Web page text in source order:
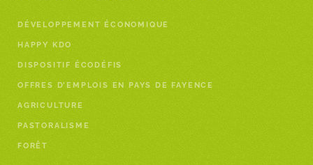
DÉVELOPPEMENT ÉCONOMIQUE
HAPPY KDO
DISPOSITIF ÉCODÉFIS
OFFRES D’EMPLOIS EN PAYS DE FAYENCE
AGRICULTURE
PASTORALISME
FORÊT